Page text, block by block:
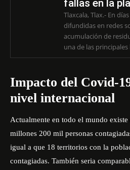
fallas en la
Tlaxcala, Tlax.- En
difundidas en redes
acumulación de
una de las principales
Impacto del Covid-
nivel internacional
Actualmente en todo el mundo
millones 200 mil personas
igual a que 18 territorios con la
contagiadas. También seria